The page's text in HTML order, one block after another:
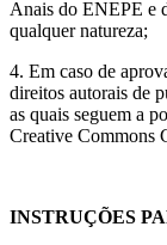
Anais do ENEPE e
qualquer natureza;
4. Em caso de
direitos autorais de
as quais seguem a
Creative Commons
INSTRUÇÕES